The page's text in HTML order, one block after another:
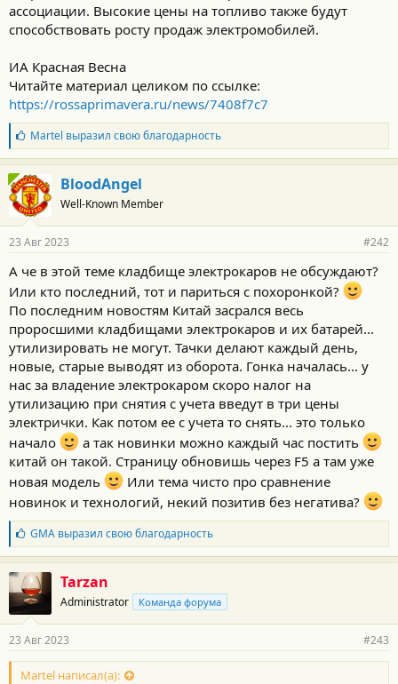
ассоциации. Высокие цены на топливо также будут
способствовать росту продаж электромобилей.
ИА Красная Весна
Читайте материал целиком по ссылке:
https://rossaprimavera.ru/news/7408f7c7
Б
л
а
г
о
д
а
н
с
т
и
:
Martel выразил свою благодарность
BloodAngel
Well-Known Member
23 Авг 2023 #242
А че в этой теме кладбище электрокаров не обсуждают?
Или кто последний, тот и париться с похоронкой?
По последним новостям Китай засрался весь
проросшими кладбищами электрокаров и их батарей...
утилизировать не могут. Тачки делают каждый день,
новые, старые выводят из оборота. Гонка началась... у
нас за владение электрокаром скоро налог на
утилизацию при снятия с учета введут в три цены
электрички. Как потом ее с учета то снять... это только
начало
а так новинки можно каждый час постить
китай он такой. Страницу обновишь через F5 а там уже
новая модель
Или тема чисто про сравнение
новинок и технологий, некий позитив без негатива?
Б
л
а
г
о
д
а
н
о
с
GMAвыразил свою благодарность
Tarzan
Administrator Команда форума
23 Авг 2023 #243
Martel написал(а):